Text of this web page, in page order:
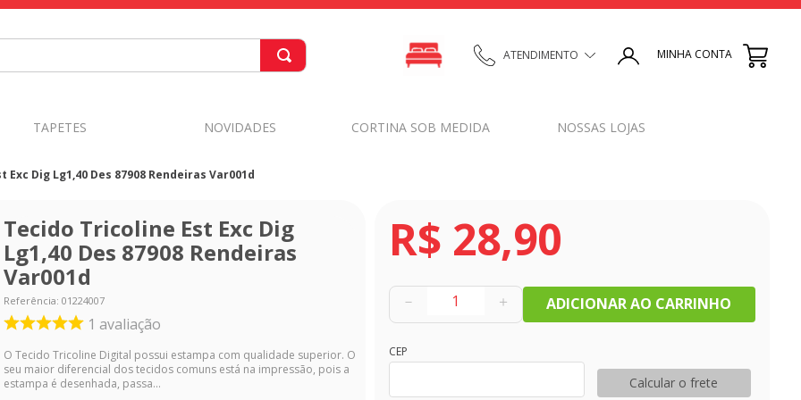
ATENDIMENTO MINHA CONTA
TAPETES NOVIDADES CORTINA SOB MEDIDA NOSSAS LOJAS
Dig Lg1,40 Des 87908 Rendeiras Var001d
Tecido Tricoline Est Exc Dig
Lg1,40 Des 87908 Rendeiras
Var001d
Referência: 01224007
1 avaliação
O Tecido Tricoline Digital possui estampa com qualidade superior. O
seu maior diferencial dos tecidos comuns está na impressão, pois a
estampa é desenhada, passa...
R$ 28,90
＋
－ ADICIONAR AO CARRINHO
CEP
Calcular o frete